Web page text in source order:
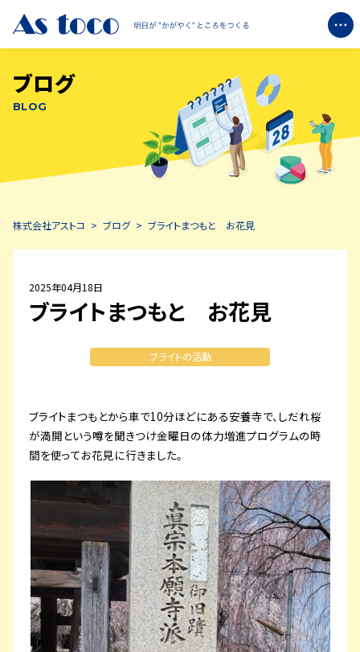
企業情報
+
エコミットについて +
ブログ
お知らせ
サイトマップ
BLOG
ブログ
株式会社アストコ > ブログ > ブライトまつもと お花見
2025年04月18日
ブライトまつもと お花見
ブライトの活動
ブライトまつもとから車で10分ほどにある安養寺で、しだれ桜
が満開という噂を聞きつけ金曜日の体力増進プログラムの時
間を使ってお花見に行きました。